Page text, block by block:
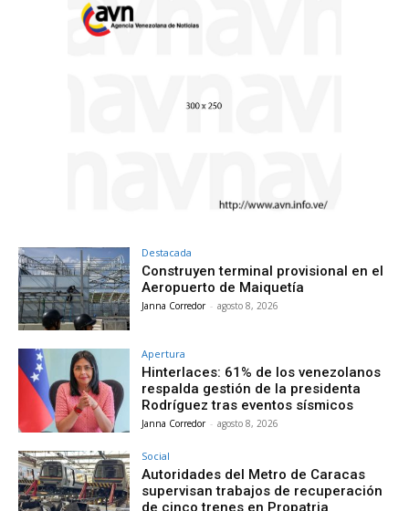
Destacada
Construyen terminal provisional en el
Aeropuerto de Maiquetía
Janna Corredor - agosto 8, 2026
Apertura
Hinterlaces: 61% de los venezolanos
respalda gestión de la presidenta
Rodríguez tras eventos sísmicos
Janna Corredor - agosto 8, 2026
Social
Autoridades del Metro de Caracas
supervisan trabajos de recuperación
de cinco trenes en Propatria